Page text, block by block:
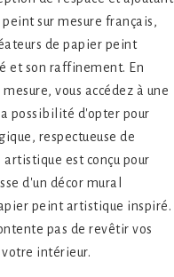
sur mesure français,
de papier peint
et son raffinement. En
vous accédez à une
possibilité d'opter pour
respectueuse de
est conçu pour
d'un décor mural
peint artistique inspiré.
pas de revêtir vos
intérieur.